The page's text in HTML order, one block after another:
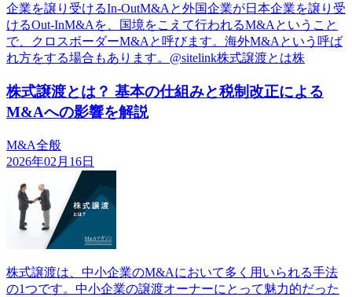
企業を譲り受けるIn-OutM&Aと外国企業が日本企業を譲り受
けるOut-InM&Aを、国境をこえて行われるM&Aということ
で、クロスボーダーM&Aと呼びます。海外M&Aという呼ば
れ方をする場合もあります。@sitelink株式譲渡とは株
株式譲渡とは？ 基本の仕組みと税制改正による
M&Aへの影響を解説
M&A全般
2026年02月16日
株式譲渡は、中小企業のM&Aにおいて多く用いられる手法
の1つです。中小企業の譲渡オーナーにとって魅力的だった